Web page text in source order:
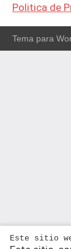
Politica de
Tema para
Este sitio